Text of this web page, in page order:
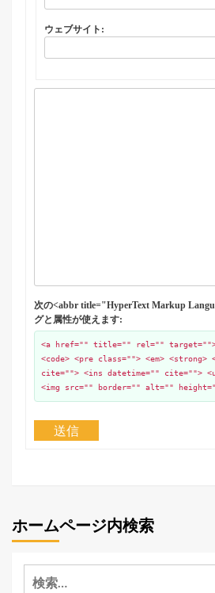
ウェブサイト:
次の<abbr title="HyperText Markup
グと属性が使えます:
<a href="" title="" rel="" target="">
<code> <pre class=""> <em> <strong>
cite=""> <ins datetime="" cite="">
<img src="" border="" alt=""
送信
ホームページ内検索
検